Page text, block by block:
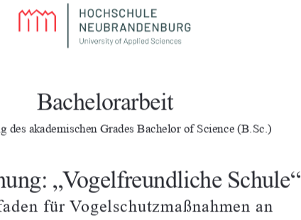
Bachelorarbeit
des akademischen Grades Bachelor of Science (B.Sc.)
„Vogelfreundliche Schule“
für Vogelschutzmaßnahmen an